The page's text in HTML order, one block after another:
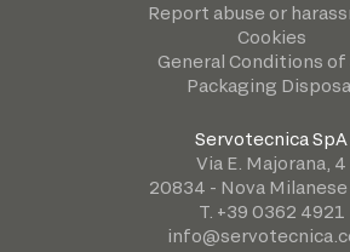
Report abuse or
Cookies
General Conditions of
Packaging
Servotecnica SpA
Via E. Majorana, 4
20834 - Nova Milanese
T. +39 0362 4921